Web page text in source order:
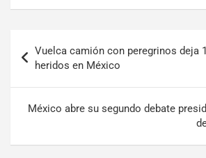
Vuelca camión con peregrinos deja
heridos en México
México abre su segundo debate